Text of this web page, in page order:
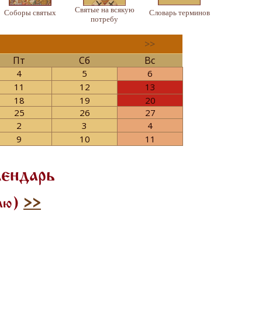
Соборы святых
Святые на всякую
потребу
Словарь терминов
>>
Пт
Сб Вс
4 5
6
11
12
13
18
19
20
25
26
27
2
3
4
9
10 11
>>